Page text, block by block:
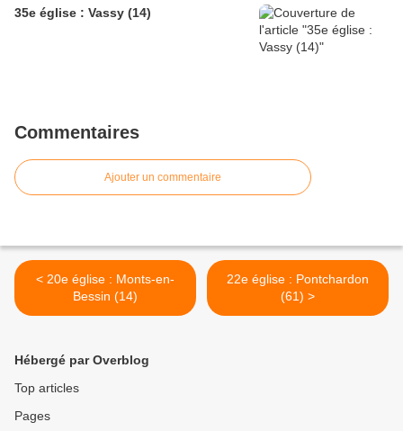
35e église : Vassy (14)
Commentaires
Ajouter un commentaire
< 20e église : Monts-en-
Bessin (14)
22e église : Pontchardon
(61) >
Hébergé par Overblog
Top articles
Pages